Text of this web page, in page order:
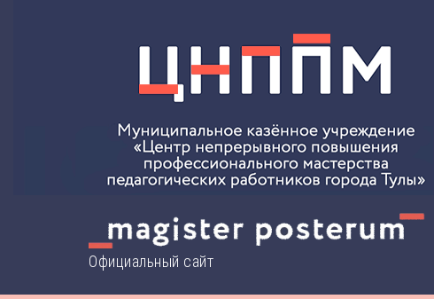
Официальный сайт